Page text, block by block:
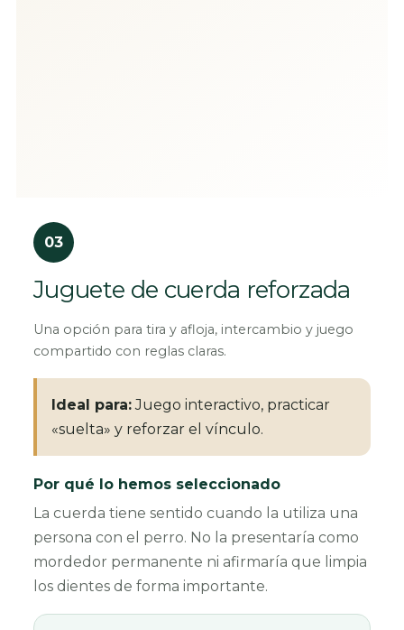
03
Juguete de cuerda reforzada
Una opción para tira y afloja, intercambio y juego
compartido con reglas claras.
Ideal para:Juego interactivo, practicar
«suelta» y reforzar el vínculo.
Por qué lo hemos seleccionado
La cuerda tiene sentido cuando la utiliza una
persona con el perro. No la presentaría como
mordedor permanente ni afirmaría que limpia
los dientes de forma importante.